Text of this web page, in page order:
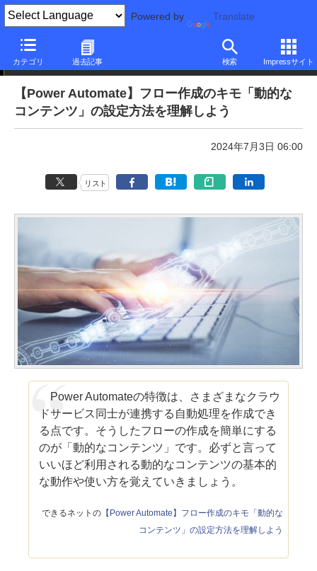
Powered by Translate
カテゴリ 過去記事 検索 Impressサイト
本日のできるネット
【Power Automate】フロー作成のキモ「動的な
コンテンツ」の設定方法を理解しよう
2024年7月3日 06:00
リスト
Power Automateの特徴は、さまざまなクラウ
ドサービス同士が連携する自動処理を作成でき
る点です。そうしたフローの作成を簡単にする
のが「動的なコンテンツ」です。必ずと言って
いいほど利用される動的なコンテンツの基本的
な動作や使い方を覚えていきましょう。
できるネットの【Power Automate】フロー作成のキモ「動的な
コンテンツ」の設定方法を理解しよう